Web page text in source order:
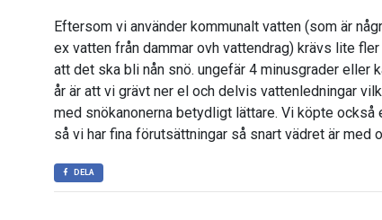
Eftersom vi använder kommunalt vatten (som är
ex vatten från dammar ovh vattendrag) krävs lite
att det ska bli nån snö. ungefär 4 minusgrader eller
år är att vi grävt ner el och delvis vattenledningar
med snökanonerna betydligt lättare. Vi köpte också
så vi har fina förutsättningar så snart vädret är med
DELA